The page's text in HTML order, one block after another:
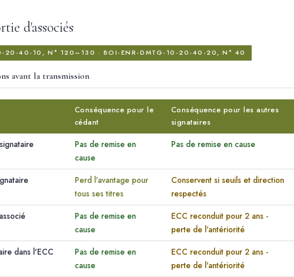
d'associés
20-40-10, N° 120–130 · BOI-ENR-DMTG-10-20-40-20, N° 40
avant la transmission
Conséquence pour le
cédant
Conséquence pour les autres
signataires
Pas de remise en
cause
Pas de remise en cause
Perd l'avantage pour
tous ses titres
Conservent si seuils et direction
respectés
Pas de remise en
cause
ECC reconduit pour 2 ans -
perte de l'antériorité
dans l'ECC
Pas de remise en
cause
ECC reconduit pour 2 ans -
perte de l'antériorité